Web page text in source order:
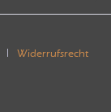
Widerrufsrecht